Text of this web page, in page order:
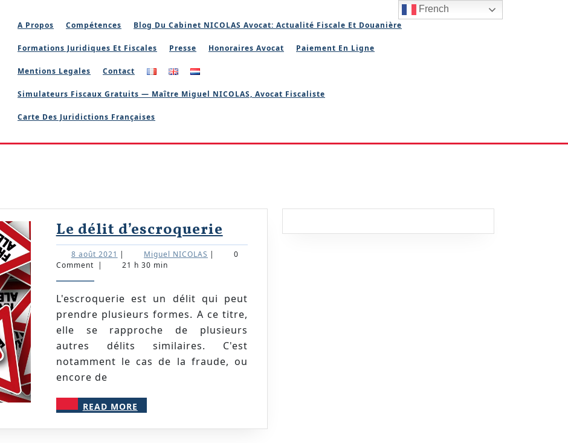
A Propos Compétences Blog Du Cabinet NICOLAS Avocat: Actualité Fiscale Et Douanière
Formations Juridiques Et Fiscales Presse Honoraires Avocat Paiement En Ligne
Mentions Legales Contact
Simulateurs Fiscaux Gratuits — Maître Miguel NICOLAS, Avocat Fiscaliste
Carte Des Juridictions Françaises
Le délit d’escroquerieLe
délit
8 août 2021 8
août
| Miguel NICOLAS Miguel
|
0
Comment | 21 h 30 min
L'escroquerie est un délit qui peut
prendre plusieurs formes. A ce titre,
elle se rapproche de plusieurs
autres délits similaires. C'est
notamment le cas de la fraude, ou
encore de
READ MORE
MORE
French